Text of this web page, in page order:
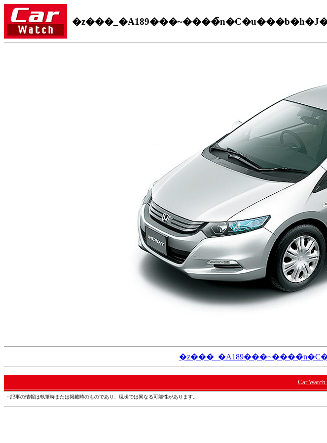
Car
・記事の情報は執筆時または掲載時のものであり、現状では異なる可能性があります。